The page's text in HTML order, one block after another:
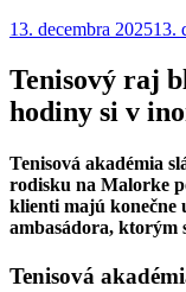
Publikované
13. decembra 202513.
Tenisový raj
hodiny si v
Tenisová akadémia
rodisku na Malorke
klienti majú konečne
ambasádora, ktorým
Tenisová